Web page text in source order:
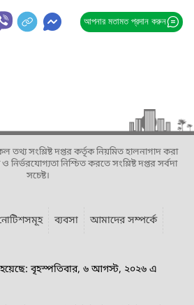
আপনার মতামত প্রদান করুন
সংশ্লিষ্ট দপ্তর কর্তৃক নিয়মিত হালনাগাদ করা
নির্ভরযোগ্যতা নিশ্চিত করতে সংশ্লিষ্ট দপ্তর সর্বদা
সচেষ্ট।
ব্যবসা আমাদের সম্পর্কে
হয়েছে: বৃহস্পতিবার, ৬ আগস্ট, ২০২৬ এ